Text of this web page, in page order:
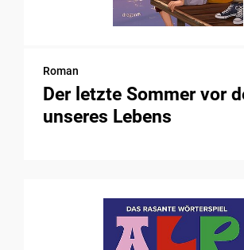
Roman
Der letzte Sommer vor
unseres Lebens